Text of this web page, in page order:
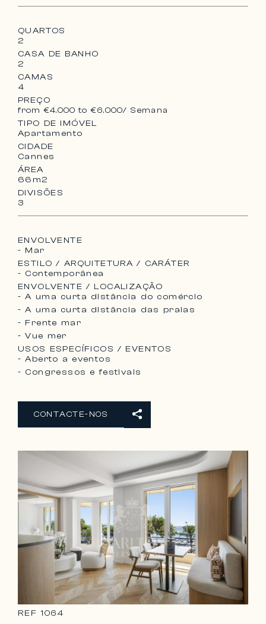
QUARTOS
2
CASA DE BANHO
2
CAMAS
4
PREÇO
from €4.000 to €6.000/ Semana
TIPO DE IMÓVEL
Apartamento
CIDADE
Cannes
ÁREA
66m2
DIVISÕES
3
ENVOLVENTE
- Mar
ESTILO / ARQUITETURA / CARÁTER
- Contemporânea
ENVOLVENTE / LOCALIZAÇÃO
- A uma curta distância do comércio
- A uma curta distância das praias
- Frente mar
- Vue mer
USOS ESPECÍFICOS / EVENTOS
- Aberto a eventos
- Congressos e festivais
CONTACTE-NOS
REF1064